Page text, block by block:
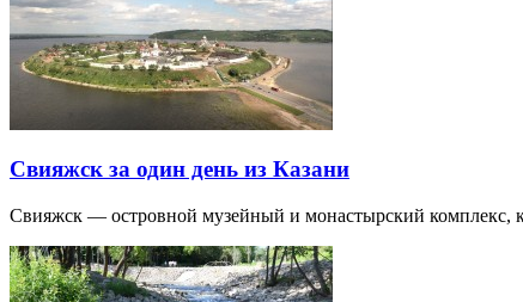
Свияжск за один день из Казани
Свияжск — островной музейный и монастырский комплекс,